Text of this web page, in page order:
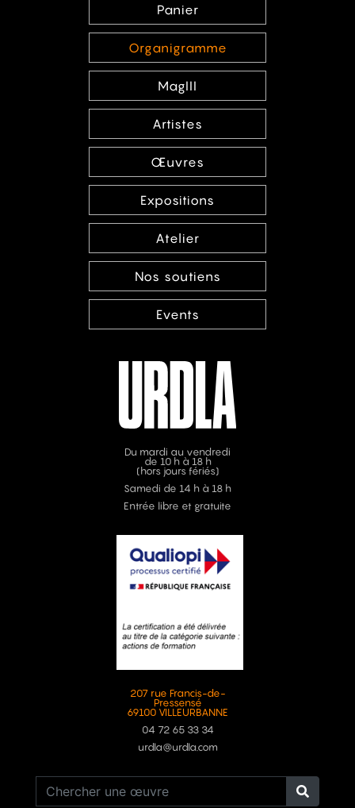
Panier
Organigramme
MagIII
Artistes
Œuvres
Expositions
Atelier
Nos soutiens
Events
Du mardi au vendredi
de 10 h à 18 h
(hors jours fériés)
Samedi de 14 h à 18 h
Entrée libre et gratuite
207 rue Francis-de-
Pressensé
69100 VILLEURBANNE
04 72 65 33 34
urdla@urdla.com